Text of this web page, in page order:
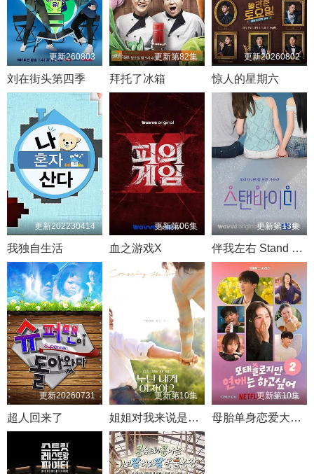
更新260803
刘在街头第四季
更新第82集
拜托了冰箱
更新20260802
惊人的星期六
更新202230414
我独自生活
更新第06集
血之游戏X
更新第13集
伴我左右 Stand BI Me
更新20260731
超人回来了
更新第10集
姐姐对我来说是女人2
更新第10集
母胎单身恋爱大作战2